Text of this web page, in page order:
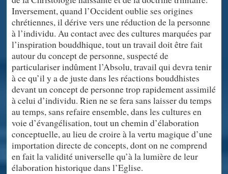
Inversement, quand l’Occident oublie ses origines
chrétiennes, il dérive vers une réduction de la personne
à l’individu. Au contact avec des cultures marquées par
l’inspiration bouddhique, tout un travail doit être fait
autour du concept de personne, suspecté de
particulariser indûment l’Absolu, travail qui devra tenir
à ce qu’il y a de juste dans les réactions bouddhistes
devant un concept de personne trop rapidement assimilé
à celui d’individu. Rien ne se fera sans laisser du temps
au temps, sans refaire ensemble, dans les cultures en
voie d’évangélisation, tout un chemin d’élaboration
conceptuelle, au lieu de croire à la vertu magique d’une
importation directe de concepts, dont on ne comprend
en fait la validité universelle qu’à la lumière de leur
élaboration historique dans l’Eglise.